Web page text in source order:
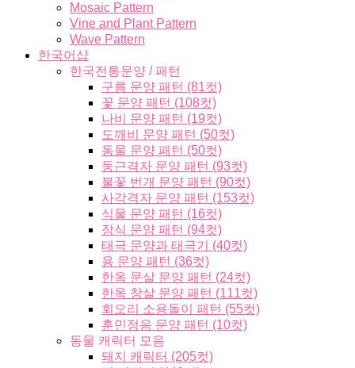
Mosaic Pattern
Vine and Plant Pattern
Wave Pattern
한국어샵
한국전통문양 / 패턴
구름 문양 패턴 (81컷)
꽃 문양 패턴 (108컷)
나비 문양 패턴 (19컷)
도깨비 문양 패턴 (50컷)
동물 문양 패턴 (50컷)
둥근격자 문양 패턴 (93컷)
불꽃 번개 문양 패턴 (90컷)
사각격자 문양 패턴 (153컷)
식물 문양 패턴 (16컷)
장식 문양 패턴 (94컷)
태극 문양과 태극기 (40컷)
용 문양 패턴 (36컷)
한옥 문살 문양 패턴 (24컷)
한옥 창살 문양 패턴 (111컷)
회오리 소용돌이 패턴 (55컷)
훈민정음 문양 패턴 (10컷)
동물 캐릭터 모음
돼지 캐릭터 (205컷)